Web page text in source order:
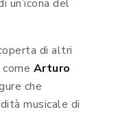
un’icona del
di altri
Arturo
che
musicale di